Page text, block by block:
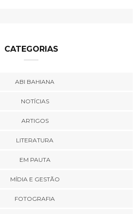
CATEGORIAS
ABI BAHIANA
NOTÍCIAS
ARTIGOS
LITERATURA
EM PAUTA
MÍDIA E GESTÃO
FOTOGRAFIA